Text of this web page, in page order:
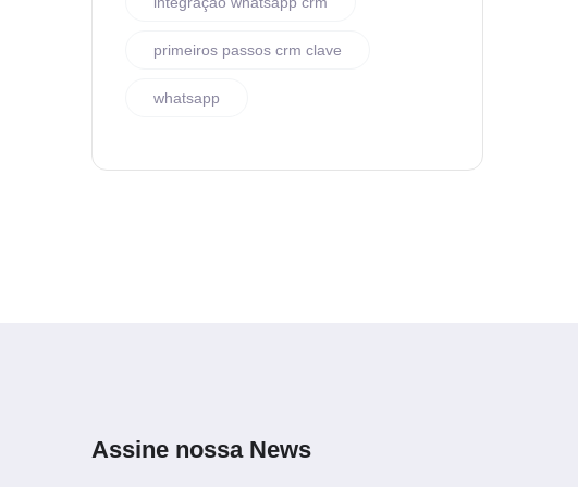
primeiros passos crm clave
whatsapp
Assine nossa News